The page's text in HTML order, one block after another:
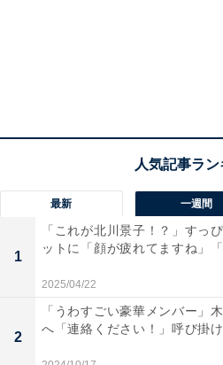
最新 一週間
1
「これが北川景子！？」すっ
ットに「顔が疲れてますね」
2025/04/22
2
「うわすごい豪華メンバー」
へ「連絡ください！」呼び掛